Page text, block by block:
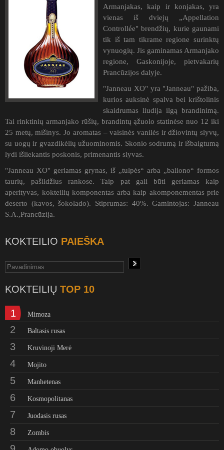
Armanjakas, kaip ir konjakas, yra
vienas iš dviejų „Appellation
Controllée" brendžių, kurie gaunami
tik iš tam tikrame regione surinktų
vynuogių. Jis gaminamas Armanjako
regione, Gaskonijoje, pietvakarių
Prancūzijos dalyje.
"Janneau XO" yra "Janneau" pažiba,
kurios auksinė spalva bei krištolinis
skaidrumas liudija ilgą brandinimą.
Tai rinktinių armanjako rūšių, brandintų ąžuolo statinėse nuo 12 iki
25 metų, mišinys. Jo aromatas – vaisinės vanilės ir džiovintų slyvų,
su uogų ir gvazdikėlių užuominomis. Skonio sodrumą ir išbaigtumą
lydi išliekantis poskonis, primenantis slyvas.
"Janneau XO" geriamas grynas, iš „tulpės“ arba „baliono“ formos
taurių, pašildžius rankose. Taip pat gali būti geriamas kaip
aperityvas, kokteilių komponentas arba kaip akomponementas prie
deserto (kavos, šokolado). Stiprumas: 40%. Gamintojas: Janneau
S.A.,Prancūzija.
KOKTEILIO PAIEŠKA
KOKTEILIŲ TOP 10
1 Mimoza
2 Baltasis rusas
3 Kruvinoji Merė
4 Mojito
5 Manhetenas
6 Kosmopolitanas
7 Juodasis rusas
8 Zombis